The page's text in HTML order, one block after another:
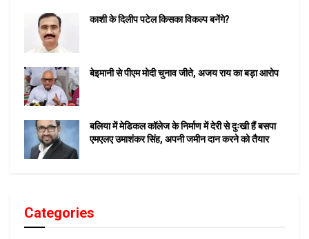
काशी के दिलीप पटेल किसका विकल्प बनेंगे?
बेइमानी से पीएम मोदी चुनाव जीते, अजय राय का बड़ा आरोप
बलिया में मेडिकल कॉलेज के निर्माण में देरी से दुःखी हैं बसपा
एमएलए उमाशंकर सिंह, अपनी जमीन दान करने को तैयार
Categories